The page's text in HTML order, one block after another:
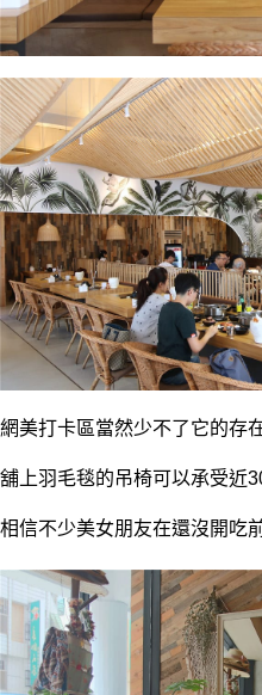
網美打卡區當然少不了它的存
舖上羽毛毯的吊椅可以承受近
相信不少美女朋友在還沒開吃